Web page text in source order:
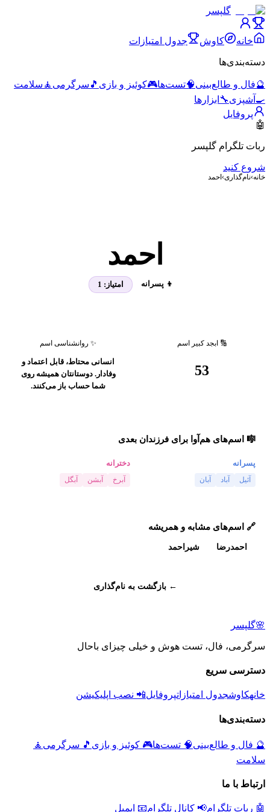
گلپسر
خانه کاوش جدول امتیازات
دسته‌بندی‌ها
🔮فال و طالع‌بینی🧠تست‌ها🎮کوئیز و بازی 🎵 سرگرمی 🧘 سلامت
🍳 آشپزی🔧 ابزارها
پروفایل
🤖
ربات تلگرام گلپسر
شروع کنید
خانه›نام‌گذاری› احمد
احمد
👦 پسرانه امتیاز: 1
🔢 ابجد کبیر اسم
53
✨ روانشناسی اسم
انسانی محتاط، قابل اعتماد و
وفادار. دوستانتان همیشه روی
شما حساب باز می‌کنند.
🎼 اسم‌های هم‌آوا برای فرزندان بعدی
پسرانه
آئیل آباد آبان
دخترانه
آبرخ آبشن آبگل
🔗 اسم‌های مشابه و همریشه
احمدرضا شیراحمد
← بازگشت به نام‌گذاری
🌸گلپسر
سرگرمی، فال، تست هوش و خیلی چیزای باحال
دسترسی سریع
خانهکاوشجدول امتیازاتپروفایل📲 نصب اپلیکیشن
دسته‌بندی‌ها
🔮 فال و طالع‌بینی🧠 تست‌ها🎮 کوئیز و بازی 🎵 سرگرمی 🧘
سلامت
ارتباط با ما
🤖 ربات تلگرام📢 کانال تلگرام📧 ایمیل